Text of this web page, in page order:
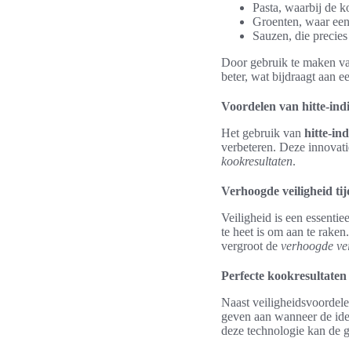
Pasta, waarbij de
Groenten, waar
Sauzen, die
Door gebruik te maken
beter, wat bijdraagt aan
Voordelen van hitte-
Het gebruik van hitte-
verbeteren. Deze
kookresultaten.
Verhoogde veiligheid
Veiligheid is een
te heet is om aan te
vergroot de verhoogde
Perfecte kookresultaten
Naast
geven aan wanneer de
deze technologie kan de